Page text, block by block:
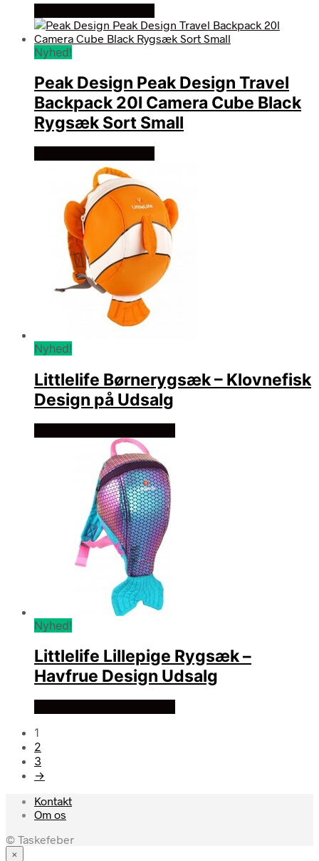
Nyhed!
Peak Design Peak Design Travel
Backpack 20l Camera Cube Black
Rygsæk Sort Small
Nyhed!
Littlelife Børnerygsæk – Klovnefisk
Design på Udsalg
Nyhed!
Littlelife Lillepige Rygsæk –
Havfrue Design Udsalg
1
2
3
→
Kontakt
Om os
© Taskefeber
×